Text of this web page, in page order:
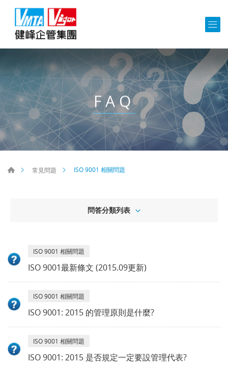
FAQ
常見問題 ISO 9001 相關問題
問答分類列表
ISO 9001 相關問題
ISO 9001最新條文 (2015.09更新)
ISO 9001 相關問題
ISO 9001: 2015 的管理原則是什麼?
ISO 9001 相關問題
ISO 9001: 2015 是否規定一定要設管理代表?